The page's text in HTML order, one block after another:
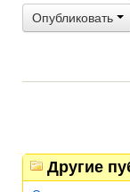
Опубликовать
Другие